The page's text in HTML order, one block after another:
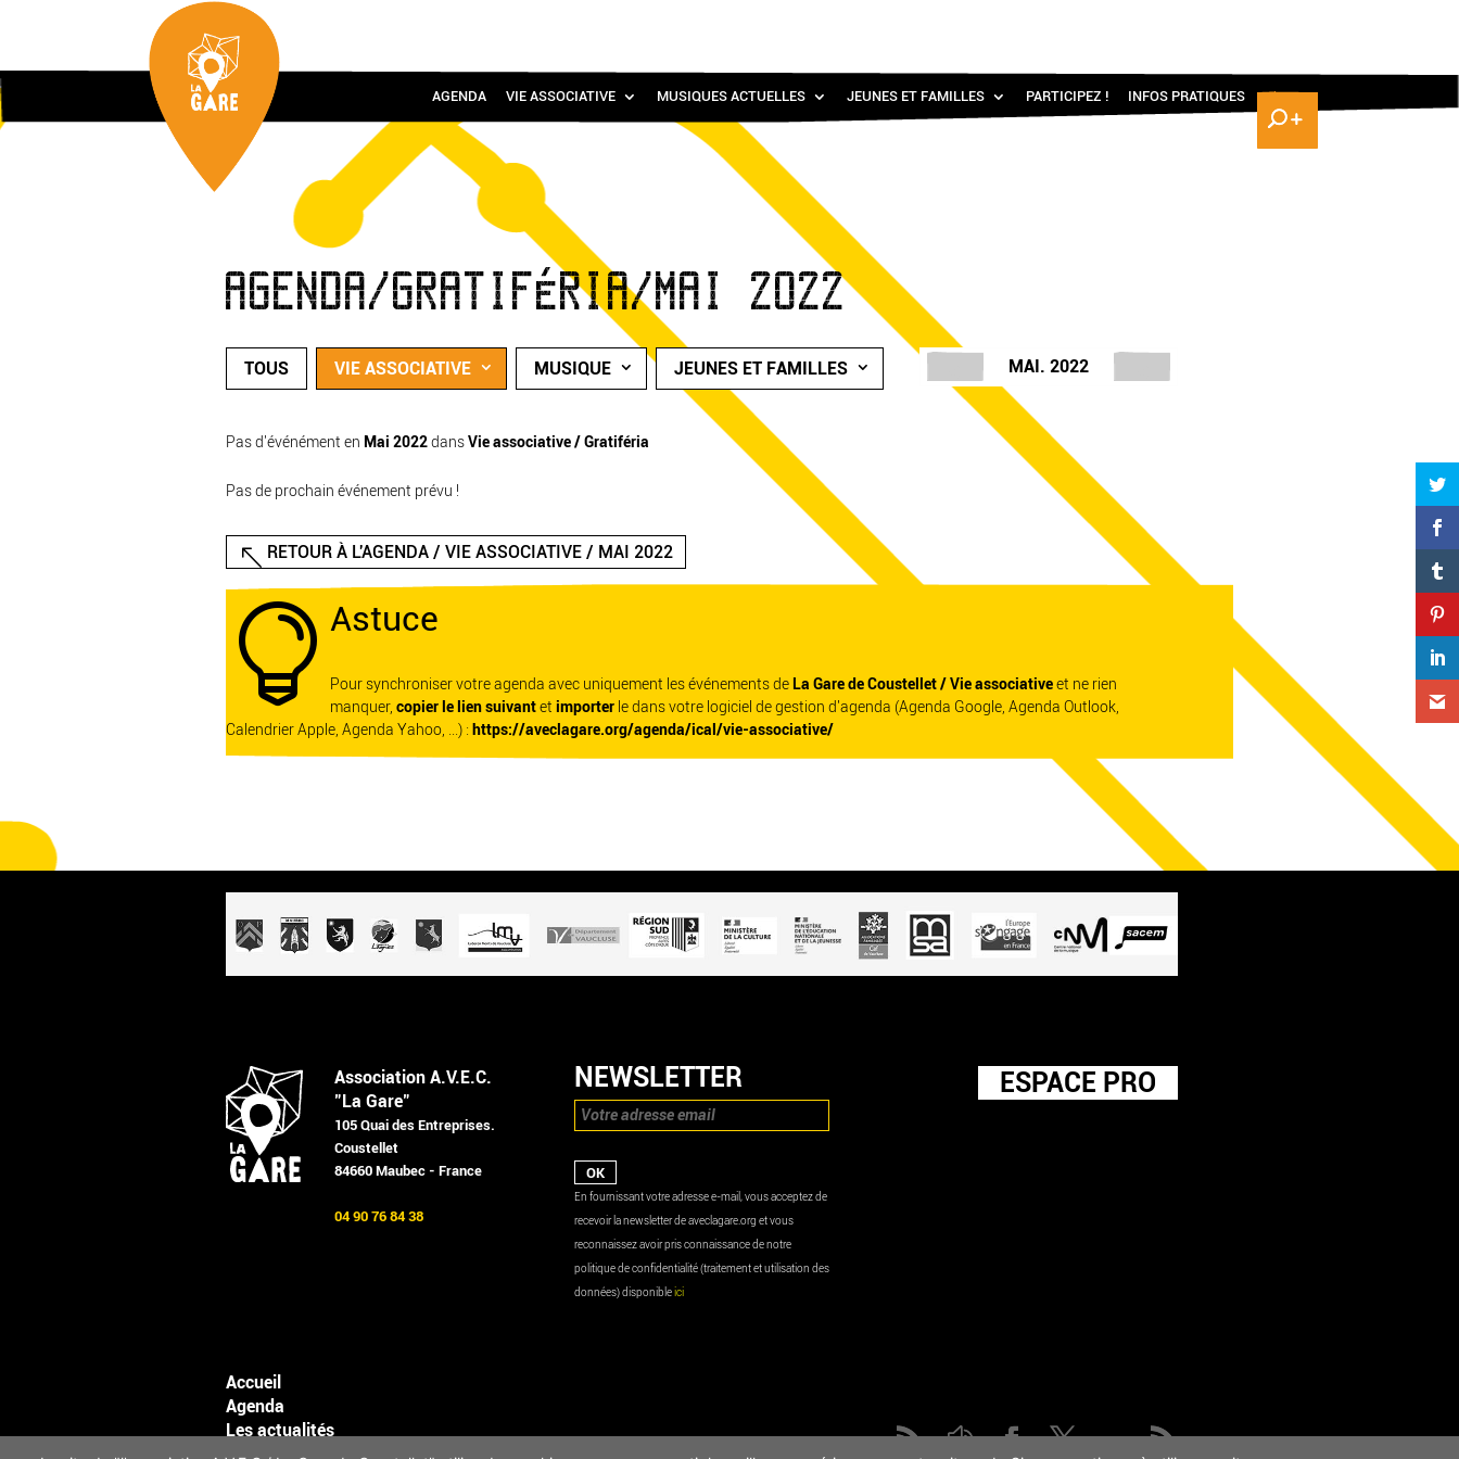
AGENDA VIE ASSOCIATIVE MUSIQUES ACTUELLES JEUNES ET FAMILLES PARTICIPEZ ! INFOS PRATIQUES
AGENDA/GRATIFÉRIA/MAI 2022
MAI. 2022
TOUS VIE ASSOCIATIVE MUSIQUE JEUNES ET FAMILLES
Pas d'événément en Mai 2022dansVie associative / Gratiféria
Pas de prochain événement prévu !
RETOUR À L'AGENDA / VIE ASSOCIATIVE / MAI 2022
 Astuce
Pour synchroniser votre agenda avec uniquement les événements de La Gare de Coustellet / Vie associativeet ne rien
manquer, copier le lien suivantet importer le dans votre logiciel de gestion d'agenda (Agenda Google, Agenda Outlook,
Calendrier Apple, Agenda Yahoo, ...) : https://aveclagare.org/agenda/ical/vie-associative/
Association A.V.E.C.
"La Gare"
105 Quai des Entreprises.
Coustellet
84660 Maubec - France
04 90 76 84 38
NEWSLETTER
En fournissant votre adresse e-mail, vous acceptez de
recevoir la newsletter de aveclagare.org et vous
reconnaissez avoir pris connaissance de notre
politique de confidentialité (traitement et utilisation des
données) disponibleici
ESPACE PRO
Accueil
Agenda
Les actualités
Mentions légales